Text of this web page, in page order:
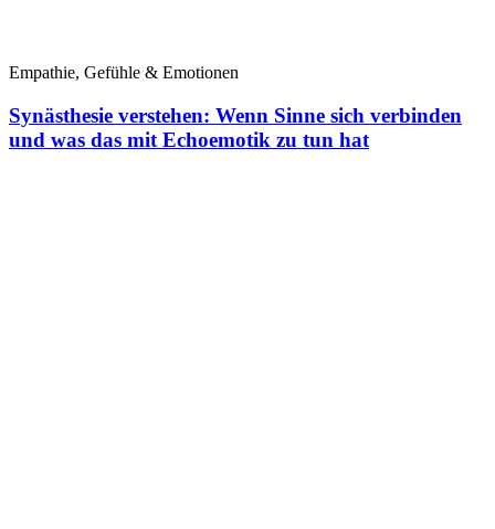
Empathie, Gefühle & Emotionen
Synästhesie verstehen: Wenn Sinne sich verbinden
und was das mit Echoemotik zu tun hat